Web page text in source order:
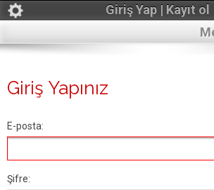
Giriş Yap | Kayıt ol
Giriş Yapınız
E-posta:
Şifre: